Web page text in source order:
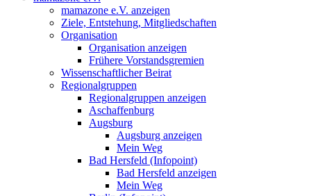
mamazone e.V. anzeigen
Ziele, Entstehung, Mitgliedschaften
Organisation
Organisation anzeigen
Frühere Vorstandsgremien
Wissenschaftlicher Beirat
Regionalgruppen
Regionalgruppen anzeigen
Aschaffenburg
Augsburg
Augsburg anzeigen
Mein Weg
Bad Hersfeld (Infopoint)
Bad Hersfeld anzeigen
Mein Weg